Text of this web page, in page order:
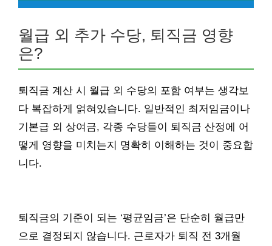
월급 외 추가 수당, 퇴직금 영향
은?
퇴직금 계산 시 월급 외 수당의 포함 여부는 생각보
다 복잡하게 얽혀있습니다. 일반적인 최저임금이나
기본급 외 상여금, 각종 수당들이 퇴직금 산정에 어
떻게 영향을 미치는지 명확히 이해하는 것이 중요합
니다.
퇴직금의 기준이 되는 ‘평균임금’은 단순히 월급만
으로 결정되지 않습니다. 근로자가 퇴직 전 3개월